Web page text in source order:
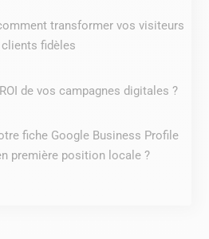
transformer vos visiteurs
fidèles
de vos campagnes digitales ?
fiche Google Business Profile
première position locale ?